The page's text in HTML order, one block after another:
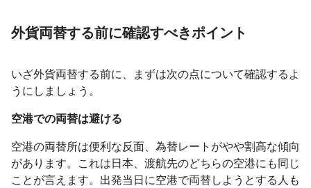
外貨両替する前に確認すべきポイント
いざ外貨両替する前に、まずは次の点について確認するよ
うにしましょう。
空港での両替は避ける
空港の両替所は便利な反面、為替レートがやや割高な傾向
があります。これは日本、渡航先のどちらの空港にも同じ
ことが言えます。出発当日に空港で両替しようとする人も